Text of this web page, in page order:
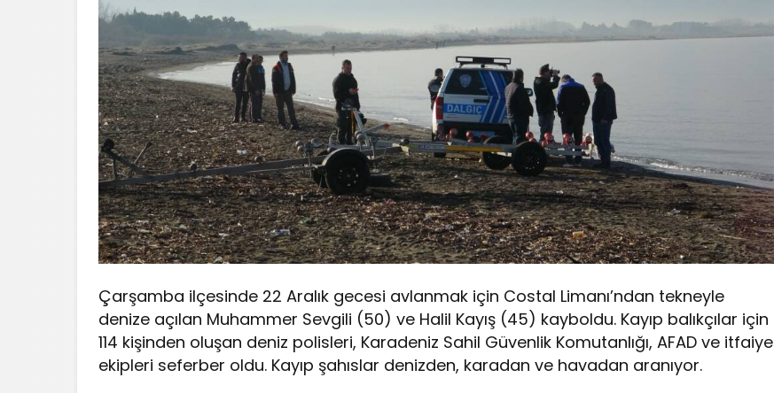
Çarşamba ilçesinde 22 Aralık gecesi avlanmak için Costal Limanı’ndan tekneyle
denize açılan Muhammer Sevgili (50) ve Halil Kayış (45) kayboldu. Kayıp balıkçılar için
114 kişinden oluşan deniz polisleri, Karadeniz Sahil Güvenlik Komutanlığı, AFAD ve itfaiye
ekipleri seferber oldu. Kayıp şahıslar denizden, karadan ve havadan aranıyor.